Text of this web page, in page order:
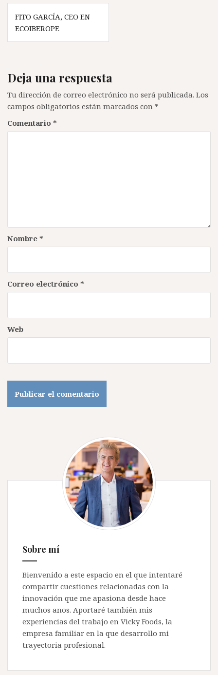
Navegación
de
entradas
FITO GARCÍA, CEO EN
ECOIBEROPE
Deja una respuesta
Tu dirección de correo electrónico no será publicada. Los
campos obligatorios están marcados con *
Comentario *
Nombre *
Correo electrónico *
Web
Sobre mí
Bienvenido a este espacio en el que intentaré
compartir cuestiones relacionadas con la
innovación que me apasiona desde hace
muchos años. Aportaré también mis
experiencias del trabajo en Vicky Foods, la
empresa familiar en la que desarrollo mi
trayectoria profesional.